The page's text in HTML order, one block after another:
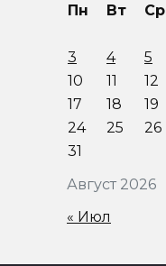
Август 2026
Пн Вт Ср
3
4 5
10
11 12
17
18 19
24
25 26
31
« Июл